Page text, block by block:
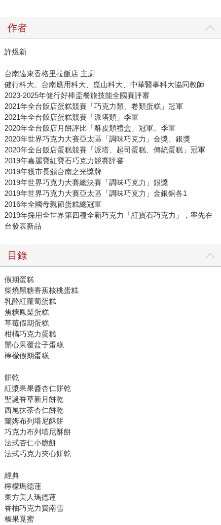
作者
許煜新
台南遠東香格里拉飯店 主廚
健行科大、台南應用科大、崑山科大、中華醫事科大協同教師
2023-2025年健行好棒盃餐旅技能全國賽評審
2021年全台飯店蛋糕競賽「巧克力類、卷類蛋糕」冠軍
2021年全台飯店蛋糕競賽「派塔類」季軍
2020年全台飯店月餅評比「酥皮類禮盒」冠軍、季軍
2020年世界巧克力大賽亞太區「調味巧克力」金獎、銀獎
2020年全台飯店蛋糕競賽「派塔、起司蛋糕、傳統蛋糕」冠軍
2019年嘉麗寶紅寶石巧克力競賽評審
2019年獲市長頒台南之光獎牌
2019年世界巧克力大賽總決賽「調味巧克力」銀獎
2019年世界巧克力大賽亞太區「調味巧克力」金銀銅各1
2016年全國母親節蛋糕總冠軍
2019年採用全世界第四種全新巧克力「紅寶石巧克力」，率先在
台發表新品
目錄
假期蛋糕
柴燒黑糖香蕉核桃蛋糕
乳酪紅蘿蔔蛋糕
焦糖鳳梨蛋糕
草莓假期蛋糕
柑橘巧克力蛋糕
開心果覆盆子蛋糕
檸檬假期蛋糕
餅乾
紅漿果果醬杏仁餅乾
聖誕香草新月餅乾
西尾抹茶杏仁餅乾
蘭姆布列塔尼酥餅
巧克力布列塔尼酥餅
法式杏仁小脆餅
法式巧克力夾心餅乾
經典
檸檬瑪德蓮
東方美人瑪德蓮
香柚巧克力費南雪
榛果覓蜜